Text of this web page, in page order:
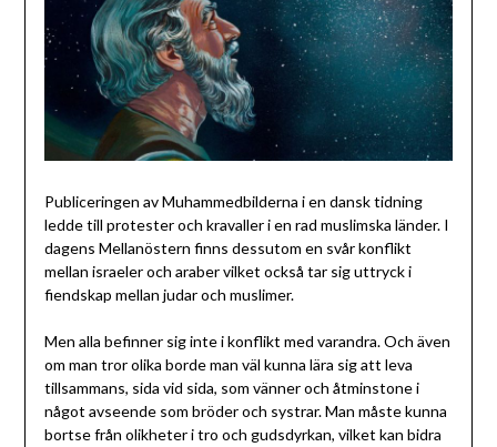
Publiceringen av Muhammedbilderna i en dansk tidning
ledde till protester och kravaller i en rad muslimska länder. I
dagens Mellanöstern finns dessutom en svår konflikt
mellan israeler och araber vilket också tar sig uttryck i
fiendskap mellan judar och muslimer.
Men alla befinner sig inte i konflikt med varandra. Och även
om man tror olika borde man väl kunna lära sig att leva
tillsammans, sida vid sida, som vänner och åtminstone i
något avseende som bröder och systrar. Man måste kunna
bortse från olikheter i tro och gudsdyrkan, vilket kan bidra